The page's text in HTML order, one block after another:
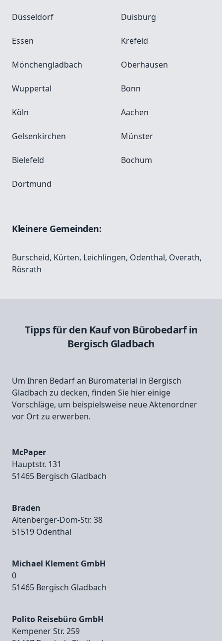
Düsseldorf Duisburg
Essen Krefeld
Mönchengladbach Oberhausen
Wuppertal Bonn
Köln Aachen
Gelsenkirchen Münster
Bielefeld Bochum
Dortmund
Kleinere Gemeinden:
Burscheid, Kürten, Leichlingen, Odenthal, Overath,
Rösrath
Tipps für den Kauf von Bürobedarf in
Bergisch Gladbach
Um Ihren Bedarf an Büromaterial in Bergisch
Gladbach zu decken, finden Sie hier einige
Vorschläge, um beispielsweise neue Aktenordner
vor Ort zu erwerben.
McPaper
Hauptstr. 131
51465 Bergisch Gladbach
Braden
Altenberger‑Dom‑Str. 38
51519 Odenthal
Michael Klement GmbH
0
51465 Bergisch Gladbach
Polito Reisebüro GmbH
Kempener Str. 259